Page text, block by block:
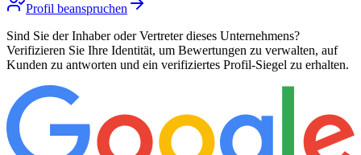
Profil beanspruchen
Sind Sie der Inhaber oder Vertreter dieses Unternehmens?
Verifizieren Sie Ihre Identität, um Bewertungen zu verwalten, auf
Kunden zu antworten und ein verifiziertes Profil-Siegel zu erhalten.